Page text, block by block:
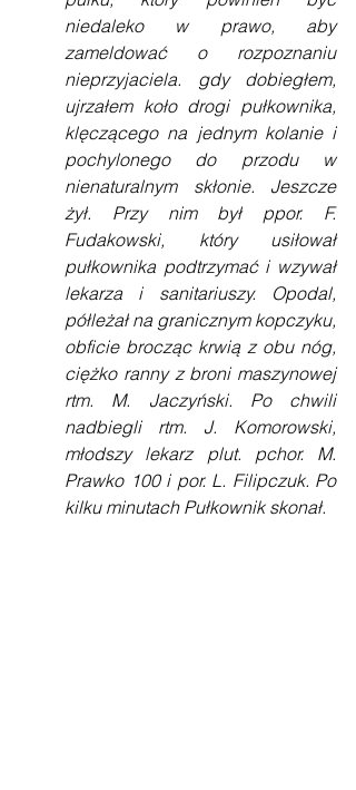
niedaleko w prawo, aby
zameldować o rozpoznaniu
nieprzyjaciela. gdy dobiegłem,
ujrzałem koło drogi pułkownika,
klęczącego na jednym kolanie i
pochylonego do przodu w
nienaturalnym skłonie. Jeszcze
żył. Przy nim był ppor. F.
Fudakowski, który usiłował
pułkownika podtrzymać i wzywał
lekarza i sanitariuszy. Opodal,
półleżał na granicznym kopczyku,
obficie brocząc krwią z obu nóg,
ciężko ranny z broni maszynowej
rtm. M. Jaczyński. Po chwili
nadbiegli rtm. J. Komorowski,
młodszy lekarz plut. pchor. M.
Prawko 100 i por. L. Filipczuk. Po
kilku minutach Pułkownik skonał.